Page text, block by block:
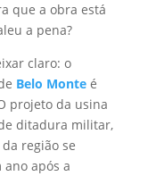
que a obra está
a pena?
claro: o
Belo Monteé
projeto da usina
ditadura militar,
região se
ano após a